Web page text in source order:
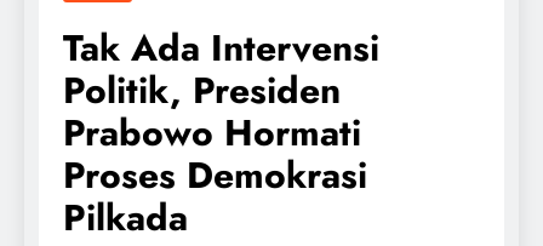
Tak Ada Intervensi
Politik, Presiden
Prabowo Hormati
Proses Demokrasi
Pilkada